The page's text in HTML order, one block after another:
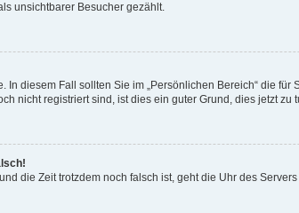
unsichtbarer Besucher gezählt.
diesem Fall sollten Sie im „Persönlichen Bereich“ die
nicht registriert sind, ist dies ein guter Grund, dies jetzt zu
die Zeit trotzdem noch falsch ist, geht die Uhr des